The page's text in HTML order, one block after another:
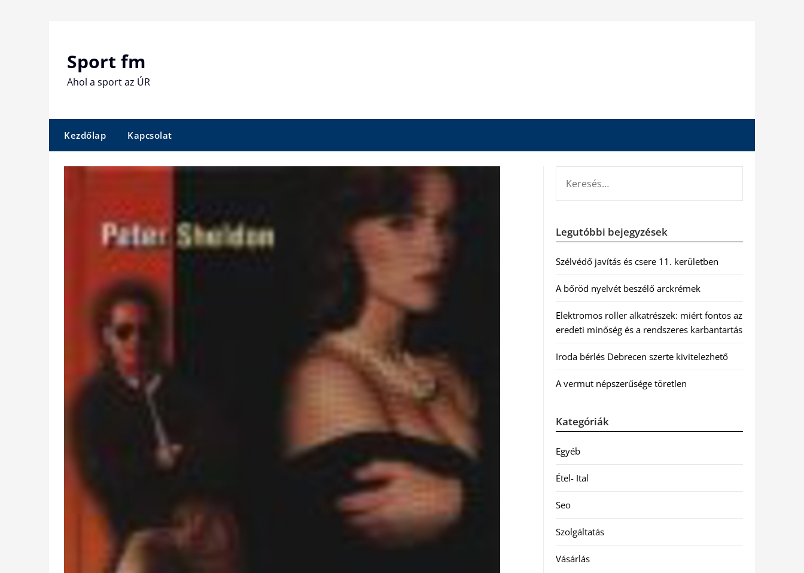
Sport fm
Ahol a sport az ÚR
Kezdőlap Kapcsolat
Legutóbbi bejegyzések
Szélvédő javítás és csere 11. kerületben
A bőröd nyelvét beszélő arckrémek
Elektromos roller alkatrészek: miért fontos az
eredeti minőség és a rendszeres karbantartás
Iroda bérlés Debrecen szerte kivitelezhető
A vermut népszerűsége töretlen
Kategóriák
Egyéb
Étel- Ital
Seo
Szolgáltatás
Vásárlás